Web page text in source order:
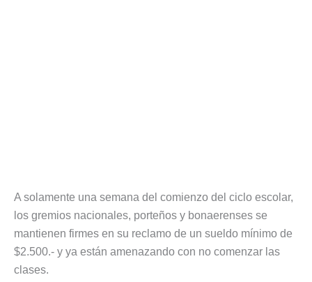
A solamente una semana del comienzo del ciclo escolar,
los gremios nacionales, porteños y bonaerenses se
mantienen firmes en su reclamo de un sueldo mínimo de
$2.500.- y ya están amenazando con no comenzar las
clases.